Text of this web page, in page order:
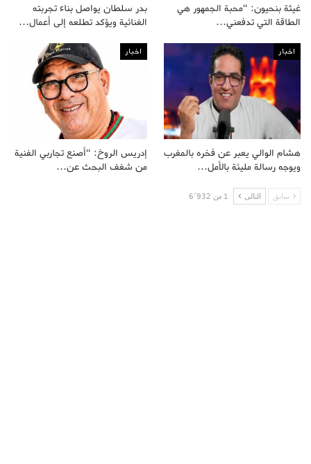
غيثة بنحيون: “محبة الجمهور هي
الطاقة التي تدفعني…
بدر سلطان يواصل بناء تجربته
الغنائية ويؤكد تطلعه إلى أعمال…
اخبار
هشام الوالي يعبر عن فخره بالمغرب
ويوجه رسالة مليئة بالأمل…
اخبار
إدريس الروخ: “أصنع تجاربي الفنية
من شغف البحث عن…
سابق التالى 1 من 6٬932